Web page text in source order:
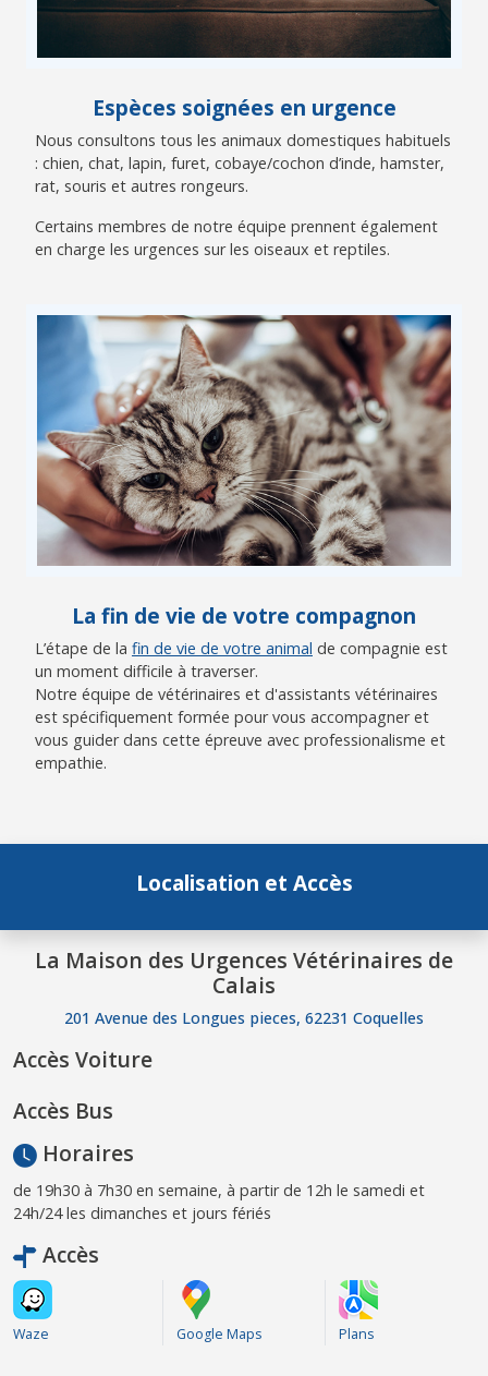
Espèces soignées en urgence
Nous consultons tous les animaux domestiques habituels
: chien, chat, lapin, furet, cobaye/cochon d’inde, hamster,
rat, souris et autres rongeurs.
Certains membres de notre équipe prennent également
en charge les urgences sur les oiseaux et reptiles.
La fin de vie de votre compagnon
L’étape de la fin de vie de votre animal de compagnie est
un moment difficile à traverser.
Notre équipe de vétérinaires et d'assistants vétérinaires
est spécifiquement formée pour vous accompagner et
vous guider dans cette épreuve avec professionalisme et
empathie.
Localisation et Accès
La Maison des Urgences Vétérinaires de
Calais
201 Avenue des Longues pieces, 62231 Coquelles
Accès Voiture
Accès Bus
Horaires
de 19h30 à 7h30 en semaine, à partir de 12h le samedi et
24h/24 les dimanches et jours fériés
Accès
Waze Google Maps Plans